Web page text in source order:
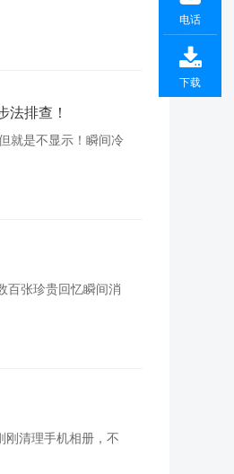
排查！
就是不显示！瞬间冷
百张珍贵回忆瞬间消
刚清理手机相册，不
电话
下载